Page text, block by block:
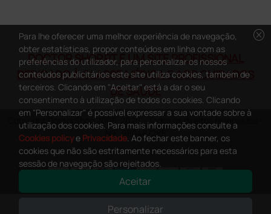
DOCTOR SHOP.PT É UM SITE PROFISSIONAL
DEDICADO À CLASSE MÉDICA E AOS CUIDADOS
DE SAÚDE
Copyright DoctorShop 2005-2026 - Todos os direitos reservados -
NIF: 980487285
This site is protected by reCAPTCHA and the Google
cancel
Para lhe oferecer uma melhor experiência de navegação,
obter estatísticas, propor conteúdos em linha com as
preferências do utilizador, para personalizar os nossos
conteúdos publicitários este site utiliza cookies, também de
terceiros. Clicando em "Aceitar" está a dar o seu
consentimento à utilização de todos os cookies. Clicando
em "Personalizar" é possível expressar a sua vontade sobre à
utilização dos cookies. Para mais informações consulte a
Cookies policye Privacidade. Ao fechar este banner, os
cookies que não são estritamente necessários para esta
sessão de navegação são rejeitados.
Aceitar
Personalizar